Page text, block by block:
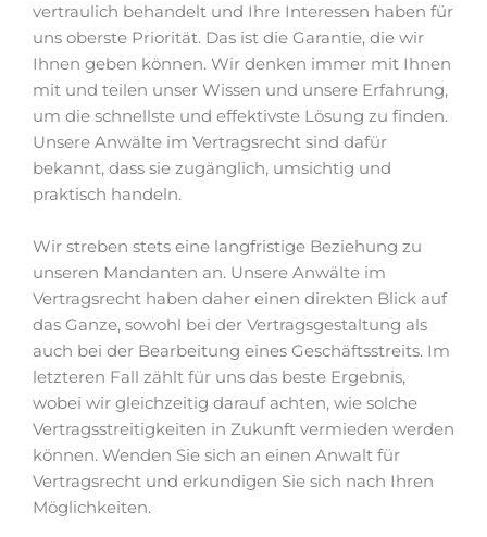
vertraulich behandelt und Ihre Interessen haben für
uns oberste Priorität. Das ist die Garantie, die wir
Ihnen geben können. Wir denken immer mit Ihnen
mit und teilen unser Wissen und unsere Erfahrung,
um die schnellste und effektivste Lösung zu finden.
Unsere Anwälte im Vertragsrecht sind dafür
bekannt, dass sie zugänglich, umsichtig und
praktisch handeln.
Wir streben stets eine langfristige Beziehung zu
unseren Mandanten an. Unsere Anwälte im
Vertragsrecht haben daher einen direkten Blick auf
das Ganze, sowohl bei der Vertragsgestaltung als
auch bei der Bearbeitung eines Geschäftsstreits. Im
letzteren Fall zählt für uns das beste Ergebnis,
wobei wir gleichzeitig darauf achten, wie solche
Vertragsstreitigkeiten in Zukunft vermieden werden
können. Wenden Sie sich an einen Anwalt für
Vertragsrecht und erkundigen Sie sich nach Ihren
Möglichkeiten.